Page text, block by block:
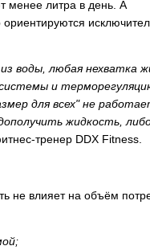
менее литра в день. А
воды, любая нехватка
и
для всех" не
жидкость,
тренер DDX Fitness.
не влияет на объём